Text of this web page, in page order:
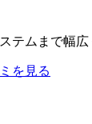
テムまで幅広
を見る